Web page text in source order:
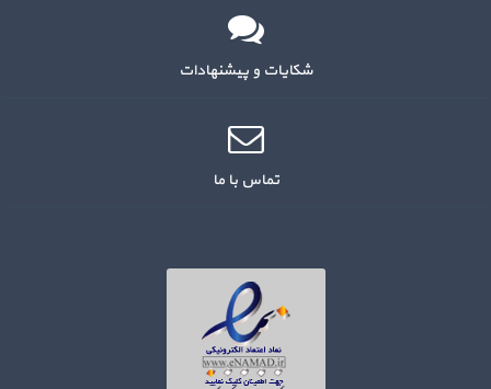
شکایات و پیشنهادات
تماس با ما